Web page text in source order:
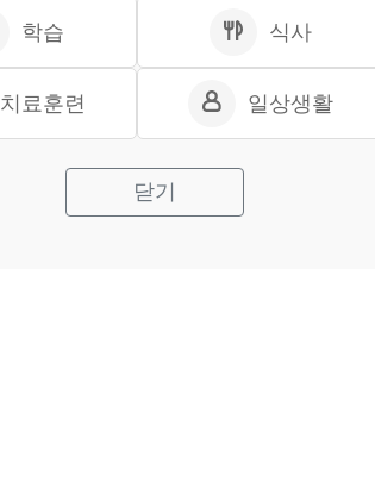
학습 식사
치료훈련 일상생활
닫기